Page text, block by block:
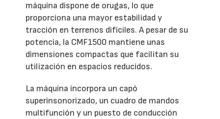
máquina dispone de orugas, lo que
proporciona una mayor estabilidad y
tracción en terrenos difíciles. A pesar de su
potencia, la CMF1500 mantiene unas
dimensiones compactas que facilitan su
utilización en espacios reducidos.
La máquina incorpora un capó
superinsonorizado, un cuadro de mandos
multifunción y un puesto de conducción